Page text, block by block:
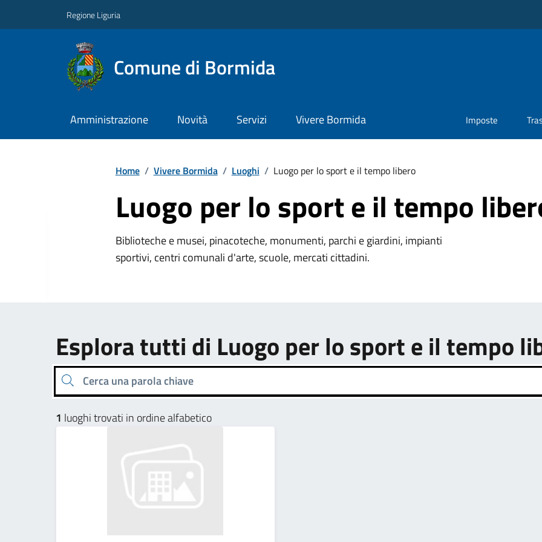
Regione Liguria
Comune di Bormida
Amministrazione Novità Servizi Vivere Bormida Imposte
Home / Vivere Bormida / Luoghi / Luogo per lo sport e il tempo libero
Luogo per lo sport e il tempo
Biblioteche e musei, pinacoteche, monumenti, parchi e giardini, impianti
sportivi, centri comunali d'arte, scuole, mercati cittadini.
Esplora tutti di Luogo per lo sport e il tempo
Cerca una parola chiave
1 luoghi trovati in ordine alfabetico